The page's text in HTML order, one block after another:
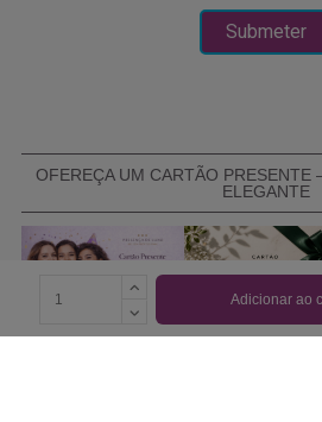
Adicionar ao
OFEREÇA UM CARTÃO
ELEGANTE